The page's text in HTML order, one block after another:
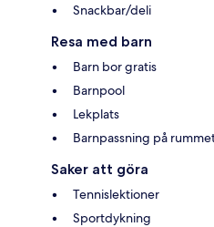
Snackbar/deli
Resa med barn
Barn bor gratis
Barnpool
Lekplats
Barnpassning på
Saker att göra
Tennislektioner
Sportdykning